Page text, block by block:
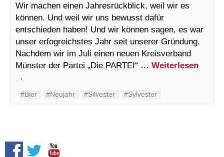
Wir machen einen Jahresrückblick, weil wir es
können. Und weil wir uns bewusst dafür
entschieden haben! Und wir können sagen, es war
unser erfogreichstes Jahr seit unserer Gründung.
Nachdem wir im Juli einen neuen Kreisverband
Münster der Partei „Die PARTEI“ … Weiterlesen
→
#Bier #Neujahr #Silvester #Sylvester